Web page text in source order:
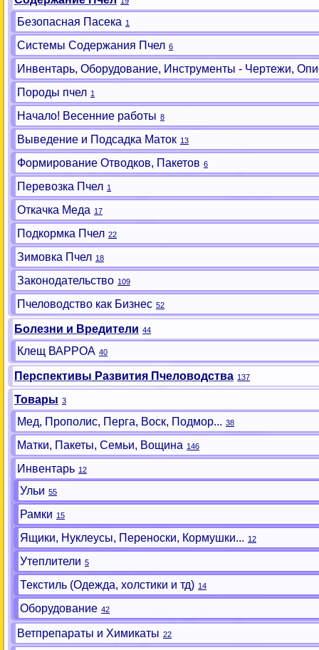
Безопасная Пасека 1
Системы Содержания Пчел 6
Инвентарь, Оборудование, Инструменты - Чертежи,
Породы пчел 1
Начало! Весенние работы 8
Выведение и Подсадка Маток 13
Формирование Отводков, Пакетов 6
Перевозка Пчел 1
Откачка Меда 17
Подкормка Пчел 22
Зимовка Пчел 18
Законодательство 109
Пчеловодство как Бизнес 52
Болезни и Вредители 44
Клещ ВАРРОА 40
Перспективы Развития Пчеловодства 137
Товары 3
Мед, Прополис, Перга, Воск, Подмор... 38
Матки, Пакеты, Семьи, Вощина 146
Инвентарь 12
Ульи 55
Рамки 15
Ящики, Нуклеусы, Переноски, Кормушки... 12
Утеплители 5
Текстиль (Одежда, холстики и тд) 14
Оборудование 42
Ветпрепараты и Химикаты 22